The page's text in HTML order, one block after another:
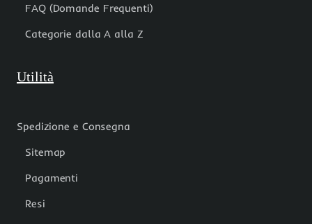
FAQ (Domande Frequenti)
Categorie dalla A alla Z
Utilità
Spedizione e Consegna
Sitemap
Pagamenti
Resi